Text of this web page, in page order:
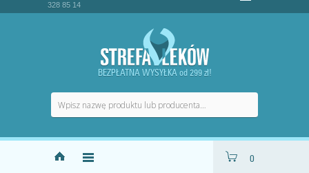
328 85 14
BEZPŁATNA WYSYŁKA od 299 zł!
0